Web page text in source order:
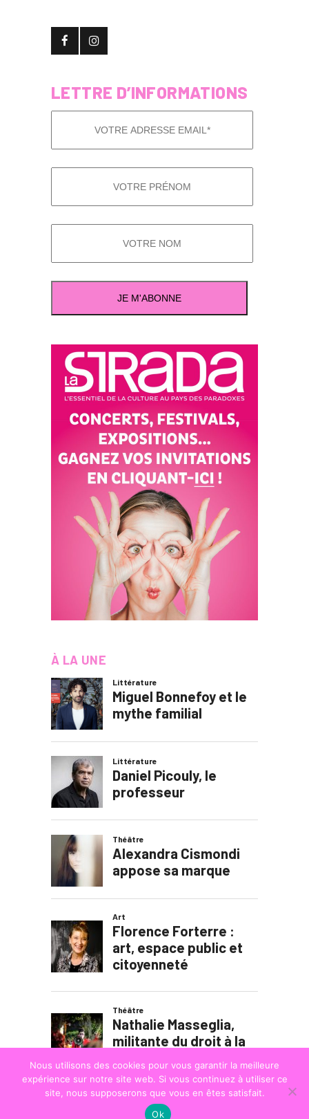
LETTRE D’INFORMATIONS
À LA UNE
Nous utilisons des cookies pour vous garantir la meilleure
expérience sur notre site web. Si vous continuez à utiliser ce
site, nous supposerons que vous en êtes satisfait.
Ok